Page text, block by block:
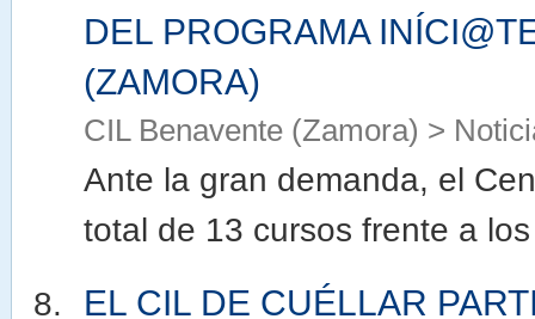
DEL PROGRAMA
(ZAMORA)
CIL Benavente (Zamora) >
Ante la gran demanda, el
total de 13 cursos frente a
EL CIL DE CUÉLLAR